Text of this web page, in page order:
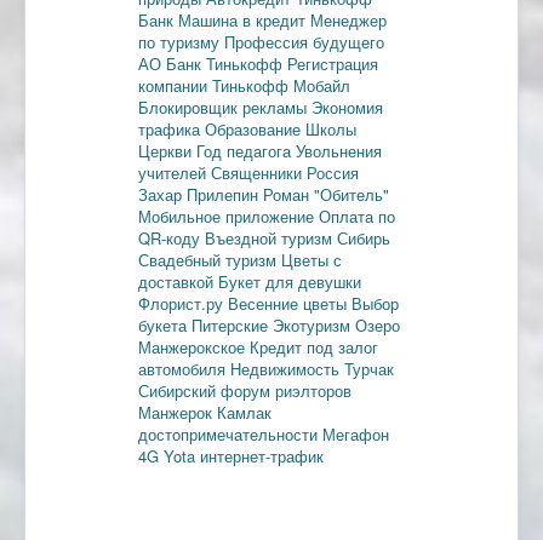
Банк Машина в кредит Менеджер
по туризму Профессия будущего
АО Банк Тинькофф Регистрация
компании Тинькофф Мобайл
Блокировщик рекламы Экономия
трафика Образование Школы
Церкви Год педагога Увольнения
учителей Священники Россия
Захар Прилепин Роман "Обитель"
Мобильное приложение Оплата по
QR-коду Въездной туризм Сибирь
Свадебный туризм Цветы с
доставкой Букет для девушки
Флорист.ру Весенние цветы Выбор
букета Питерские Экотуризм Озеро
Манжерокское Кредит под залог
автомобиля Недвижимость Турчак
Сибирский форум риэлторов
Манжерок Камлак
достопримечательности Мегафон
4G Yota интернет-трафик